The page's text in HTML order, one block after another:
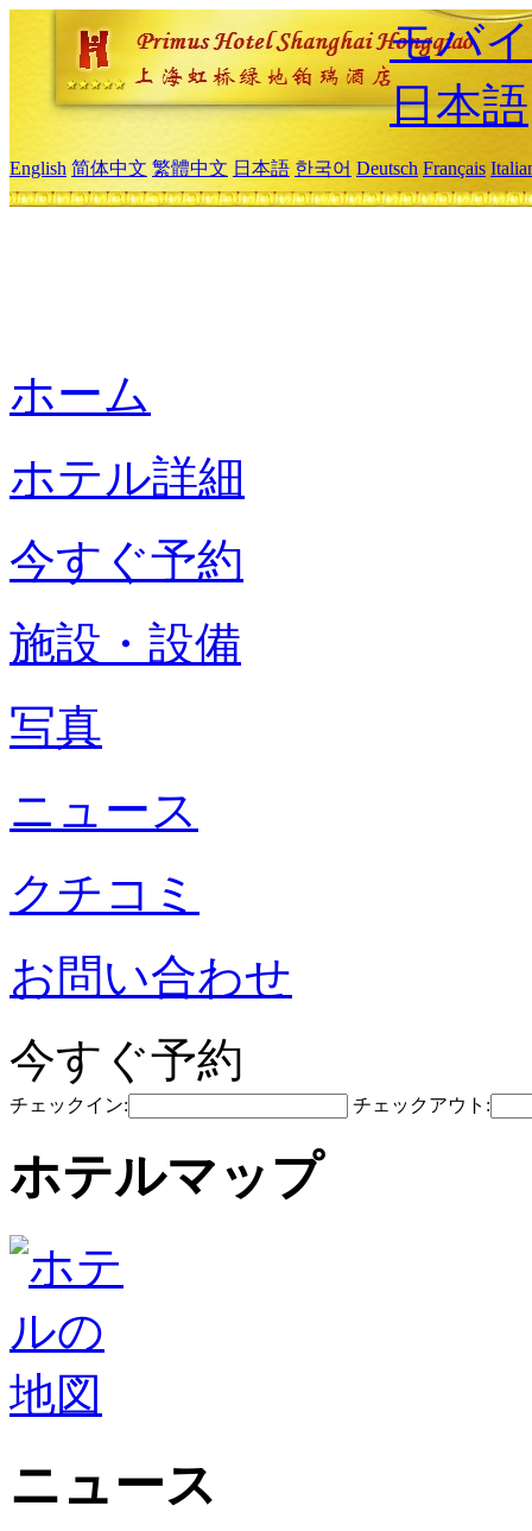
モバ
日本語
English 简体中文 繁體中文 日本語 한국어 Deutsch Français
ホーム
ホテル詳細
今すぐ予約
施設・設備
写真
ニュース
クチコミ
お問い合わせ
今すぐ予約
チェックイン: チェックアウト:
ホテルマップ
ニュース